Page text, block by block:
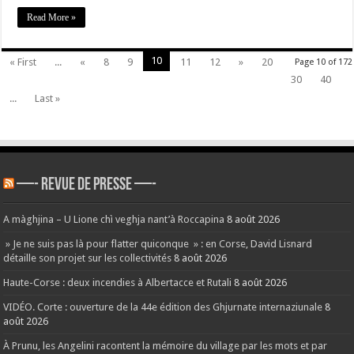
Read More »
Page 10 of 172
« First ... « 8 9 10 11 12 »
20
30
40
...
Last »
—- REVUE DE PRESSE —-
A màghjina – U Lione chì veghja nant’à Roccapina 8 août 2026
» Je ne suis pas là pour flatter quiconque » : en Corse, David Lisnard
détaille son projet sur les collectivités 8 août 2026
Haute-Corse : deux incendies à Albertacce et Rutali 8 août 2026
VIDÉO. Corte : ouverture de la 44e édition des Ghjurnate internaziunale 8
août 2026
À Prunu, les Angelini racontent la mémoire du village par les mots et par